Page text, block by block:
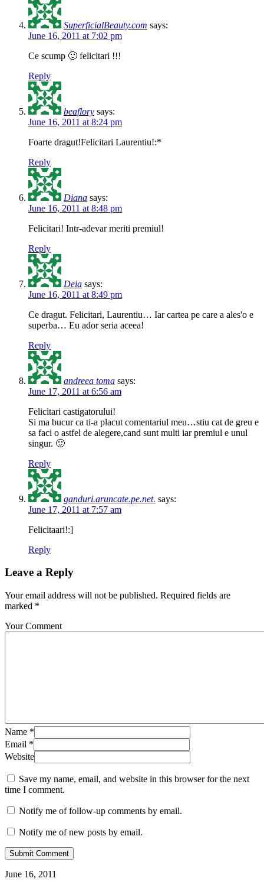
SuperficialBeauty.com says:
June 16, 2011 at 7:02 pm
Ce scump 🙂 felicitari !!!
Reply
beaflory says:
June 16, 2011 at 8:24 pm
Foarte dragut!Felicitari Laurentiu!:*
Reply
Diana says:
June 16, 2011 at 8:48 pm
Felicitari! Intr-adevar meriti premiul!
Reply
Deia says:
June 16, 2011 at 8:49 pm
Ce dragut. Felicitari, Laurentiu… Iar cartea pe care a ales'o e
superba… Eu ador seria aceea!
Reply
andreea toma says:
June 17, 2011 at 6:56 am
Felicitari castigatorului!
Si ma bucur ca ti-a placut comentariul meu…stiu cat de greu e
sa faci o astfel de alegere,cand sunt multi iar premiul e unul
singur. 🙂
Reply
ganduri.aruncate.pe.net. says:
June 17, 2011 at 7:57 am
Felicitaari!:]
Reply
Leave a Reply
Your email address will not be published. Required fields are
marked *
Your Comment
Name *
Email *
Website
Save my name, email, and website in this browser for the next
time I comment.
Notify me of follow-up comments by email.
Notify me of new posts by email.
June 16, 2011